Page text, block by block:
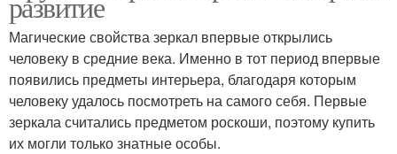
Магические свойства зеркал впервые открылись
человеку в средние века. Именно в тот период впервые
появились предметы интерьера, благодаря которым
человеку удалось посмотреть на самого себя. Первые
зеркала считались предметом роскоши, поэтому купить
их могли только знатные особы.